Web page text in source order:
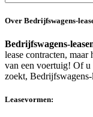
Over Bedrijfswagens-
Bedrijfswagens-
lease contracten,
van een voertuig! Of u
zoekt,
Leasevormen: